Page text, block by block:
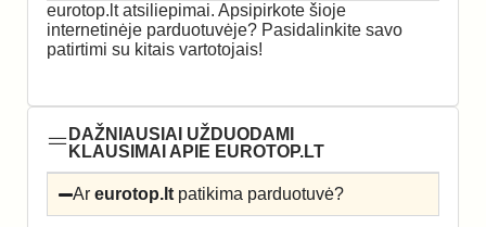
eurotop.lt atsiliepimai. Apsipirkote šioje
internetinėje parduotuvėje? Pasidalinkite savo
patirtimi su kitais vartotojais!
DAŽNIAUSIAI UŽDUODAMI
KLAUSIMAI APIE EUROTOP.LT
Areurotop.lt patikima parduotuvė?